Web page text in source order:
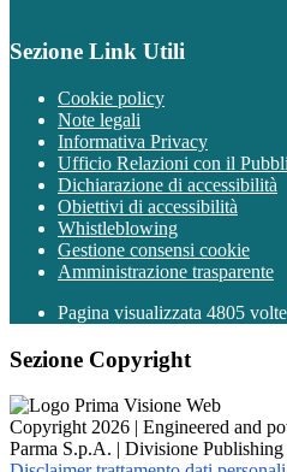
Sezione Link Utili
Cookie policy
Note legali
Informativa Privacy
Ufficio Relazioni con il
Dichiarazione di accessibilità
Obiettivi di accessibilità
Whistleblowing
Gestione consensi cookie
Amministrazione trasparente
Pagina visualizzata 4805 volte
Sezione Copyright
Copyright 2026 | Engineered and
Parma S.p.A. | Divisione